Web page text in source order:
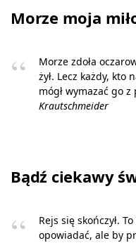
Morze moja
Morze zdoła
żył. Lecz każdy, kto
mógł wymazać go z
Krautschmeider
Bądź ciekawy
Rejs się skończył.
opowiadać, ale by